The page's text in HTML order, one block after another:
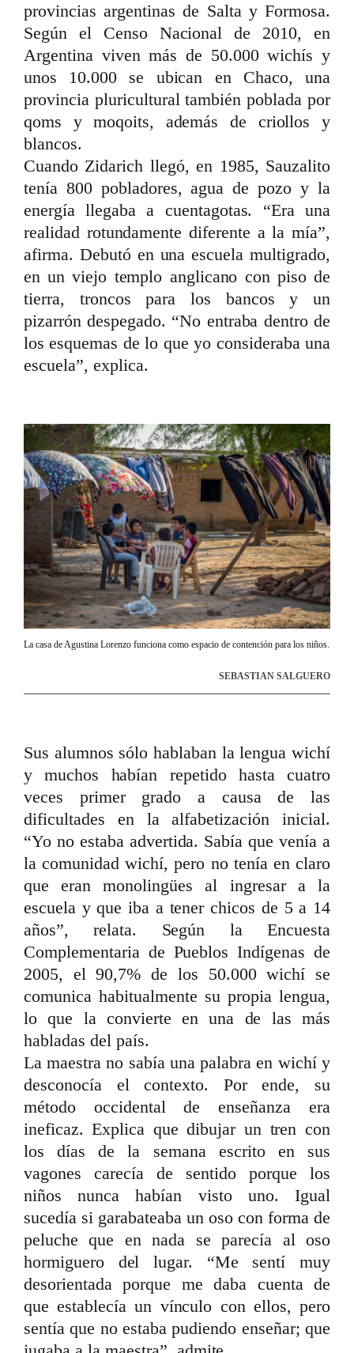
provincias argentinas de Salta y Formosa.
Según el Censo Nacional de 2010, en
Argentina viven más de 50.000 wichís y
unos 10.000 se ubican en Chaco, una
provincia pluricultural también poblada por
qoms y moqoits, además de criollos y
blancos.
Cuando Zidarich llegó, en 1985, Sauzalito
tenía 800 pobladores, agua de pozo y la
energía llegaba a cuentagotas. “Era una
realidad rotundamente diferente a la mía”,
afirma. Debutó en una escuela multigrado,
en un viejo templo anglicano con piso de
tierra, troncos para los bancos y un
pizarrón despegado. “No entraba dentro de
los esquemas de lo que yo consideraba una
escuela”, explica.
La casa de Agustina Lorenzo funciona como espacio de contención para los niños.
SEBASTIAN SALGUERO
Sus alumnos sólo hablaban la lengua wichí
y muchos habían repetido hasta cuatro
veces primer grado a causa de las
dificultades en la alfabetización inicial.
“Yo no estaba advertida. Sabía que venía a
la comunidad wichí, pero no tenía en claro
que eran monolingües al ingresar a la
escuela y que iba a tener chicos de 5 a 14
años”, relata. Según la Encuesta
Complementaria de Pueblos Indígenas de
2005, el 90,7% de los 50.000 wichí se
comunica habitualmente su propia lengua,
lo que la convierte en una de las más
habladas del país.
La maestra no sabía una palabra en wichí y
desconocía el contexto. Por ende, su
método occidental de enseñanza era
ineficaz. Explica que dibujar un tren con
los días de la semana escrito en sus
vagones carecía de sentido porque los
niños nunca habían visto uno. Igual
sucedía si garabateaba un oso con forma de
peluche que en nada se parecía al oso
hormiguero del lugar. “Me sentí muy
desorientada porque me daba cuenta de
que establecía un vínculo con ellos, pero
sentía que no estaba pudiendo enseñar; que